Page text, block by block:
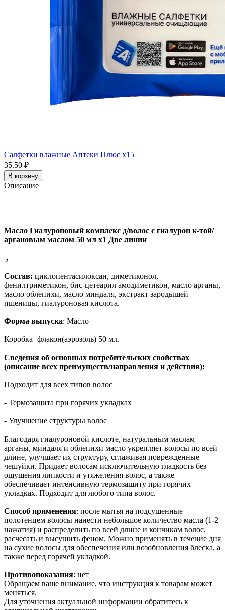
Салфетки влажные Аптеки Плюс x15
35.50 ₽
В корзину
Описание
Масло Гиалуроновый комплекс д/волос с гиалурон к-той/
аргановым маслом 50 мл x1 Две линии
,
Состав: циклопентасилоксан, диметиконол,
фенилтриметикон, бис-цетеарил амодиметикон, масло арганы,
масло облепихи, масло миндаля, экстракт зародышей
пшеницы, гиалуроновая кислота.
Форма выпуска: Масло
Коробка+флакон(аэрозоль) 50 мл.
Сведения об основных потребительских свойствах
(описание всех преимуществ/направления и действия):
Подходит для всех типов волос
- Термозащита при горячих укладках
- Улучшение структуры волос
Благодаря гиалуроновой кислоте, натуральным маслам
арганы, миндаля и облепихи масло укрепляет волосы по всей
длине, улучшает их структуру, сглаживая поврежденные
чешуйки. Придает волосам исключительную гладкость без
ощущения липкости и утяжеления волос, а также
обеспечивает интенсивную термозащиту при горячих
укладках. Подходит для любого типа волос.
Способ применения: после мытья на подсушенные
полотенцем волосы нанести небольшое количество масла (1-2
нажатия) и распределить по всей длине и кончикам волос,
расчесать и высушить феном. Можно применять в течение дня
на сухие волосы для обеспечения или возобновления блеска, а
также перед горячей укладкой.
Противопоказания: нет
Обращаем ваше внимание, что инструкция к товарам может
меняться.
Для уточнения актуальной информации обратитесь к